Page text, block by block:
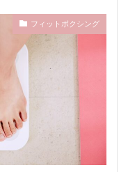
フィットボクシング